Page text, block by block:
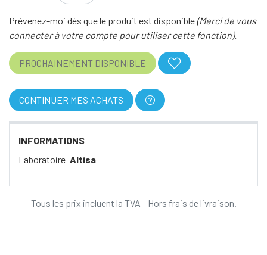
Prévenez-moi dès que le produit est disponible(Merci de vous
connecter à votre compte pour utiliser cette fonction).
PROCHAINEMENT DISPONIBLE
CONTINUER MES ACHATS
INFORMATIONS
Laboratoire Altisa
Tous les prix incluent la TVA - Hors frais de livraison.